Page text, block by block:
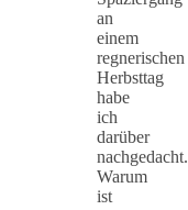
an
einem
regnerischen
Herbsttag
habe
ich
darüber
nachgedacht.
Warum
ist